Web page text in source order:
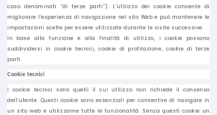
caso denominati “di terze parti”). L’utilizzo dei cookie consente di
migliorare l’esperienza di navigazione nel sito Web e può mantenere le
impostazioni scelte per essere utilizzate durante le visite successive.
In base alla funzione e alla finalità di utilizzo, i cookie possono
suddividersi in cookie tecnici, cookie di profilazione, cookie di terze
parti.
Cookie tecnici
I cookie tecnici sono quelli il cui utilizzo non richiede il consenso
dell’utente. Questi cookie sono essenziali per consentire di navigare in
un sito web e utilizzarne tutte le funzionalità. Senza questi cookie un